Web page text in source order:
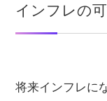
インフレの
将来インフレに